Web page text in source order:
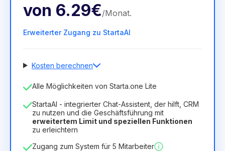
von 6.29€/Monat.
Erweiterter Zugang zu StartaAI
Kosten berechnen
Anzahl der Mitarbeiter
Dauer der Lizenz
12 Months(Rabatt -25%) Vorteilhaft
8.99€ 6.29€ /Monat
Alle Möglichkeiten von Starta.one Lite
StartaAI - integrierter Chat-Assistent, der hilft, CRM
zu nutzen und die Geschäftsführung mit
erweitertem Limit und speziellen Funktionen
zu erleichtern
Zugang zum System für 5 Mitarbeiter